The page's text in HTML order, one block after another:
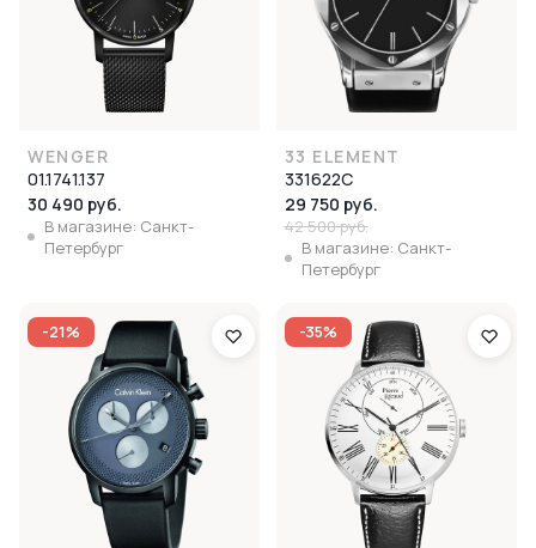
WENGER
01.1741.137
30 490 руб.
В магазине: Санкт-
Петербург
33 ELEMENT
331622C
29 750 руб.
42 500 руб.
В магазине: Санкт-
Петербург
-21% -35%